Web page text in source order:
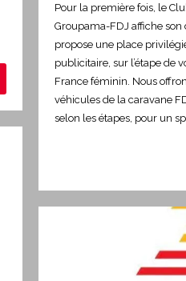
Pour la première fois, le
Groupama-FDJ affiche
propose une place
publicitaire, sur l’étape de
France féminin. Nous
véhicules de la caravane
selon les étapes, pour un